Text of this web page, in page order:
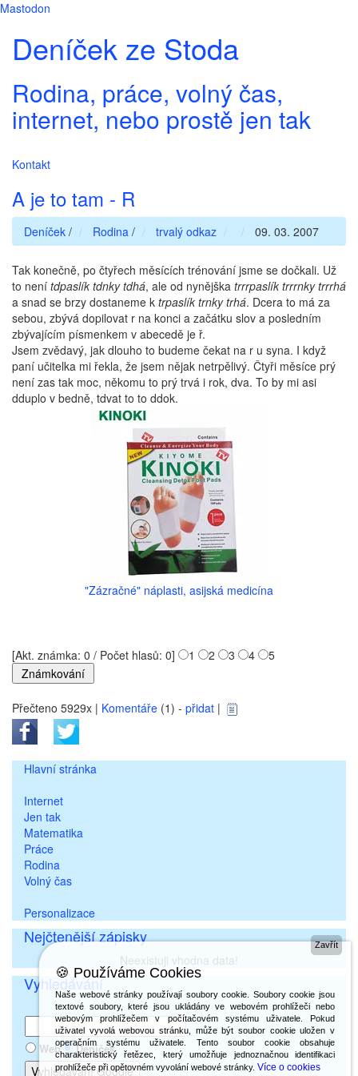
Mastodon
Deníček ze Stoda
Rodina, práce, volný čas,
internet, nebo prostě jen tak
Kontakt
A je to tam - R
Deníček / Rodina / trvalý odkaz 09. 03. 2007
Tak konečně, po čtyřech měsících trénování jsme se dočkali. Už
to není tdpaslík tdnky tdhá, ale od nynějška trrrpaslík trrrnky trrrhá
a snad se brzy dostaneme k trpaslík trnky trhá. Dcera to má za
sebou, zbývá dopilovat r na konci a začátku slov a posledním
zbývajícím písmenkem v abecedě je ř.
Jsem zvědavý, jak dlouho to budeme čekat na r u syna. I když
paní učitelka mi řekla, že jsem nějak netrpělivý. Čtyři měsíce prý
není zas tak moc, někomu to prý trvá i rok, dva. To by mi asi
dduplo v bedně, tdvat to to ddok.
"Zázračné" náplasti, asijská medicína
[Akt. známka: 0 / Počet hlasů: 0] 1 2 3 4 5
Přečteno 5929x | Komentáře (1) - přidat |
Hlavní stránka
Internet
Jen tak
Matematika
Práce
Rodina
Volný čas
Personalizace
Nejčtenější zápisky
Neexistuji vhodna data!
Vyhledávání
Web Deníček
Zavřít
🍪 Používáme Cookies
Naše webové stránky používají soubory cookie. Soubory cookie jsou
textové soubory, které jsou ukládány ve webovém prohlížeči nebo
webovým prohlížečem v počítačovém systému uživatele. Pokud
uživatel vyvolá webovou stránku, může být soubor cookie uložen v
operačním systému uživatele. Tento soubor cookie obsahuje
charakteristický řetězec, který umožňuje jednoznačnou identifikaci
prohlížeče při opětovném vyvolání webové stránky.Více o cookies